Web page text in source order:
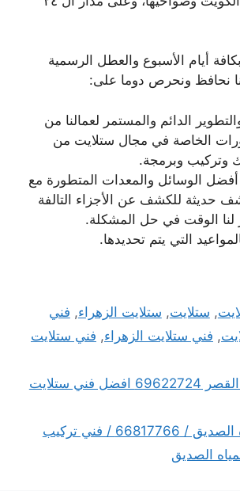
بكافة أيام الأسبوع والعطل الرسمية
نحافظ ونحرص دوما على:
الدائم والمستمر لعمالنا من
الخاصة في مجال ستلايت من
وتركيب وبرمجة.
الوسائل والمعدات المتطورة مع
حديثة للكشف عن الأجزاء التالفة
لنا الوقت في حل المشكلة.
التي يتم تحديدها.
, ستلايت, ستلايت الزهراء, فني
, فني ستلايت الزهراء, فني ستلايت
فني ستلايت القصر 69622724 افضل فني ستلايت
مضخات مياه الصديق / 66817766 / فني تركيب
الصديق